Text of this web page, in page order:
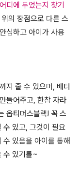
디에 두었는지 찾기
의 장점으로 다른 스
심하고 아이가 사용
지 줄 수 있으며, 배터
들어주고, 한참 자라
옵티머스블랙! 꼭 스
수 있고, 그것이 필요
있음을 아이를 통해
수 있기를~